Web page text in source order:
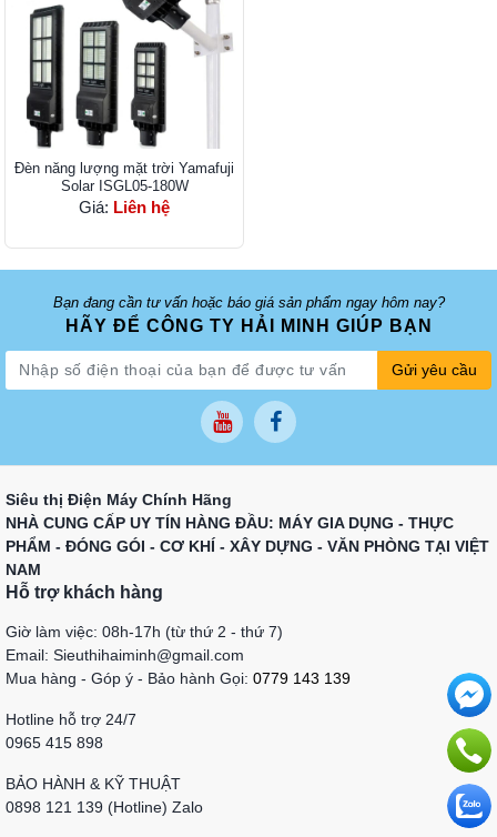
Đèn năng lượng mặt trời Yamafuji
Solar ISGL05-180W
Giá: Liên hệ
Bạn đang cần tư vấn hoặc báo giá sản phẩm ngay hôm nay?
HÃY ĐỂ CÔNG TY HẢI MINH GIÚP BẠN
Gửi yêu cầu
Siêu thị Điện Máy Chính Hãng
NHÀ CUNG CẤP UY TÍN HÀNG ĐẦU: MÁY GIA DỤNG - THỰC
PHẨM - ĐÓNG GÓI - CƠ KHÍ - XÂY DỰNG - VĂN PHÒNG TẠI VIỆT
NAM
Hỗ trợ khách hàng
Giờ làm việc: 08h-17h (từ thứ 2 - thứ 7)
Email: Sieuthihaiminh@gmail.com
Mua hàng - Góp ý - Bảo hành Gọi: 0779 143 139
Hotline hỗ trợ 24/7
0965 415 898
BẢO HÀNH & KỸ THUẬT
0898 121 139 (Hotline) Zalo